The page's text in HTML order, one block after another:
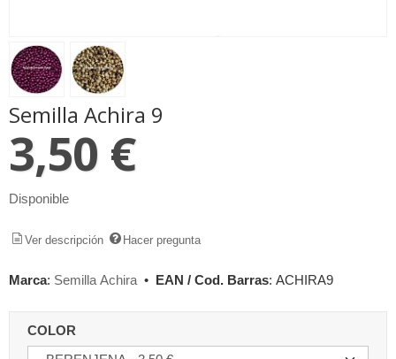
Semilla Achira 9
3,50 €
Disponible
Ver descripción Hacer pregunta
Marca: Semilla Achira • EAN / Cod. Barras: ACHIRA9
COLOR